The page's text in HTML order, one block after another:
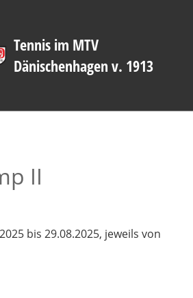
Tennis im MTV
Dänischenhagen v. 1913
II
bis 29.08.2025, jeweils von